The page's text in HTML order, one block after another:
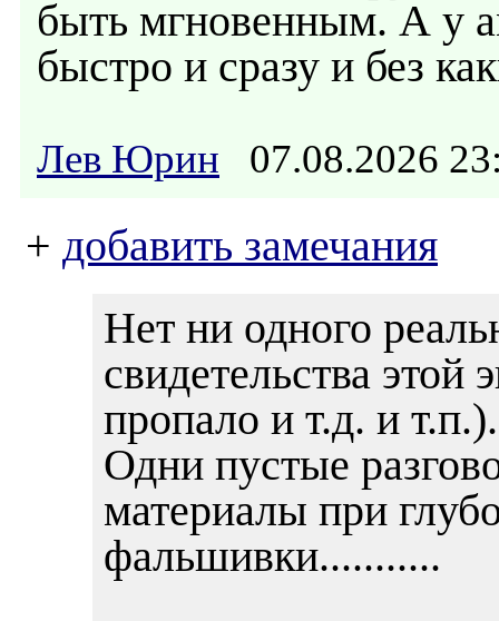
быть мгновенным. А у
быстро и сразу и без
Лев Юрин 07.08.2026
+ добавить замечания
Нет ни одного
свидетельства этой
пропало и т.д. и
Одни пустые
материалы при
фальшивки...........